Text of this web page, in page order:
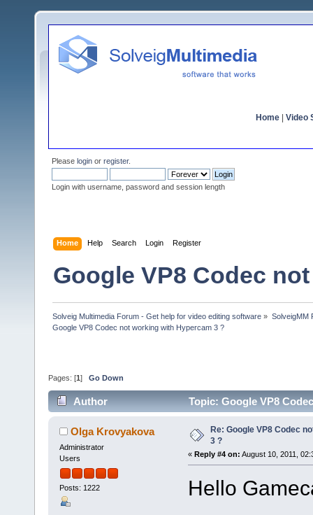
Home Video
Please login or register.
Login with username, password and session length
Home Help Search Login Register
Google VP8 Codec
Solveig Multimedia Forum - Get help for video editing software » SolveigMM
Google VP8 Codec not working with Hypercam 3 ?
Pages: [1 ] Go Down
Author Topic: Google VP8
Olga Krovyakova
Administrator
Users
Posts: 1222
Re: Google VP8 Codec
3 ?
« Reply #4 on: August 10, 2011,
Hello